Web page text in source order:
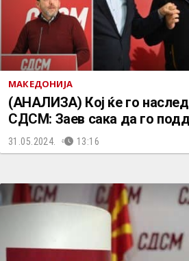
МАКЕДОНИЈА
(АНАЛИЗА) Кој ќе го
СДСМ: Заев сака да го
31.05.2024. 13:16